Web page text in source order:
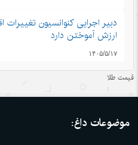
دبیر اجرایی کنوانسیون
ارزش آموختن دارد
۱۴۰۵/۵/۱۷
تجارت خارجی چین در مسیر
با ارزش افزوده
قیمت طلا
موضوعات داغ: